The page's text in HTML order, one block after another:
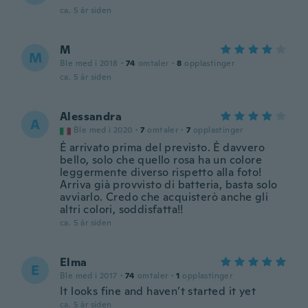
ca. 5 år siden
M M
Ble med i 2018 · 74 omtaler · 8 opplastinger
ca. 5 år siden
A Alessandra
Ble med i 2020 · 7 omtaler · 7 opplastinger
È arrivato prima del previsto. È davvero
bello, solo che quello rosa ha un colore
leggermente diverso rispetto alla foto!
Arriva già provvisto di batteria, basta solo
avviarlo. Credo che acquisterò anche gli
altri colori, soddisfatta!!
ca. 5 år siden
E Elma
Ble med i 2017 · 74 omtaler · 1 opplastinger
It looks fine and haven’t started it yet
ca. 5 år siden